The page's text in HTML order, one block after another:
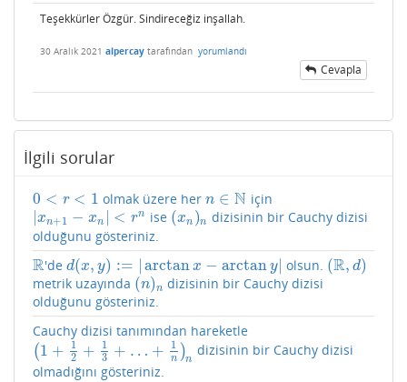
Teşekkürler Özgür. Sindireceğiz inşallah.
30 Aralık 2021 alpercay tarafından yorumlandı
Cevapla
İlgili sorular
0 < r < 1
0 <r< 1 olmak üzere hern ∈ N
n∈N için
xn+1 − xn < rn
|xn+1 −x n|< n ise (xn )n
(xn) n
dizisinin bir Cauchy dizisi
olduğunu gösteriniz.
R
R 'de d(x, y) := | arctan x − arctany|
d(x,y) :=| arctanx−arctany| olsun. (R, d)
(R,d )
metrik uzayında (n)n
(n)n dizisinin bir Cauchy dizisi
olduğunu gösteriniz.
Cauchy dizisi tanımından hareketle
(1 +
1
2 +
1
3 + … + 1
n )n
(1+ 12 +1 3+ …+ 1n n
dizisinin bir Cauchy dizisi
olmadığını gösteriniz.